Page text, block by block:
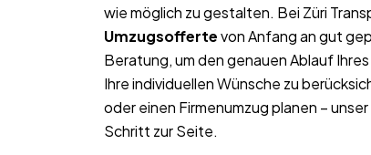
wie möglich zu gestalten. Bei Züri
Umzugsoffertevon Anfang an gut
Beratung, um den genauen Ablauf Ihres
Ihre individuellen Wünsche zu
oder einen Firmenumzug planen –
Schritt zur Seite.